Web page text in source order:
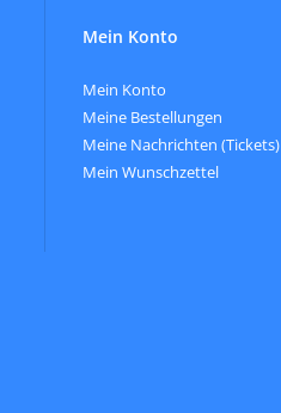
Mein Konto
Mein Konto
Meine Bestellungen
Meine Nachrichten (Tickets)
Mein Wunschzettel